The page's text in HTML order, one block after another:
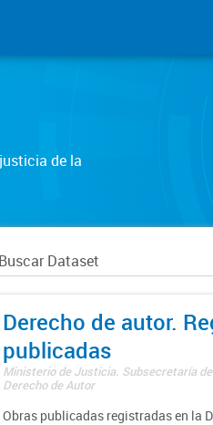
de la
Derecho de autor.
publicadas
Ministerio de Justicia. Subsecretaría
Derecho de Autor
Obras publicadas registradas en la